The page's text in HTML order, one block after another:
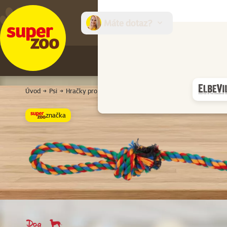
Úvod Psi Hračky pro psy Přetahovadlo
značka